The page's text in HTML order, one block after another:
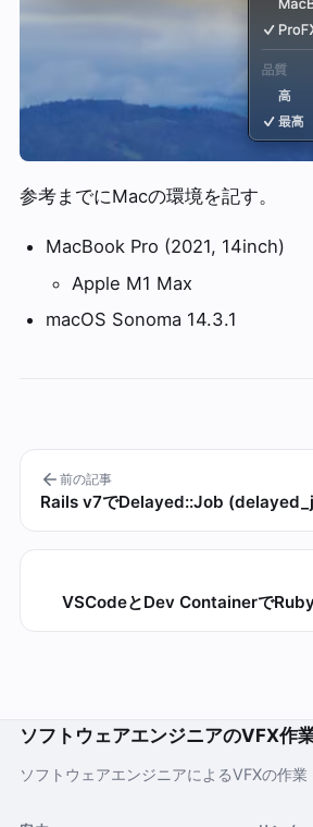
参考までにMacの環境を記す。
MacBook Pro (2021, 14inch)
Apple M1 Max
macOS Sonoma 14.3.1
前の記事
Rails v7でDelayed::Job
VSCodeとDev Containerで
ソフトウェアエンジニアのVFX作
ソフトウェアエンジニアによるVFXの作業